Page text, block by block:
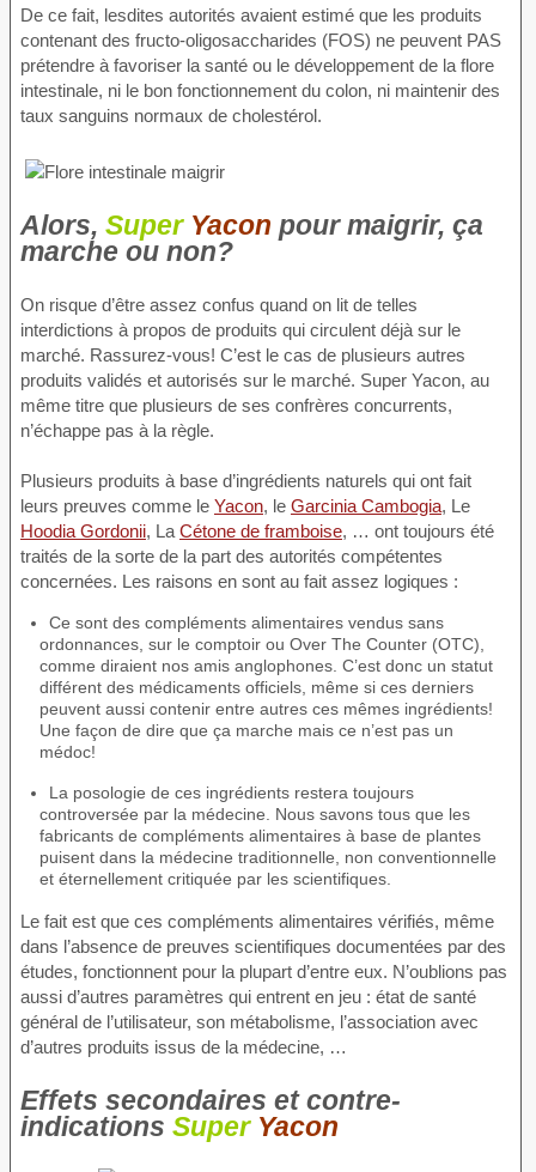
De ce fait, lesdites autorités avaient estimé que les produits
contenant des fructo-oligosaccharides (FOS) ne peuvent PAS
prétendre à favoriser la santé ou le développement de la flore
intestinale, ni le bon fonctionnement du colon, ni maintenir des
taux sanguins normaux de cholestérol.
Alors, Super Yacon pour maigrir, ça
marche ou non?
On risque d’être assez confus quand on lit de telles
interdictions à propos de produits qui circulent déjà sur le
marché. Rassurez-vous! C’est le cas de plusieurs autres
produits validés et autorisés sur le marché. Super Yacon, au
même titre que plusieurs de ses confrères concurrents,
n’échappe pas à la règle.
Plusieurs produits à base d’ingrédients naturels qui ont fait
leurs preuves comme le Yacon, le Garcinia Cambogia, Le
Hoodia Gordonii, La Cétone de framboise, … ont toujours été
traités de la sorte de la part des autorités compétentes
concernées. Les raisons en sont au fait assez logiques :
Ce sont des compléments alimentaires vendus sans
ordonnances, sur le comptoir ou Over The Counter (OTC),
comme diraient nos amis anglophones. C’est donc un statut
différent des médicaments officiels, même si ces derniers
peuvent aussi contenir entre autres ces mêmes ingrédients!
Une façon de dire que ça marche mais ce n’est pas un
médoc!
La posologie de ces ingrédients restera toujours
controversée par la médecine. Nous savons tous que les
fabricants de compléments alimentaires à base de plantes
puisent dans la médecine traditionnelle, non conventionnelle
et éternellement critiquée par les scientifiques.
Le fait est que ces compléments alimentaires vérifiés, même
dans l’absence de preuves scientifiques documentées par des
études, fonctionnent pour la plupart d’entre eux. N’oublions pas
aussi d’autres paramètres qui entrent en jeu : état de santé
général de l’utilisateur, son métabolisme, l’association avec
d’autres produits issus de la médecine, …
Effets secondaires et contre-
indications Super Yacon